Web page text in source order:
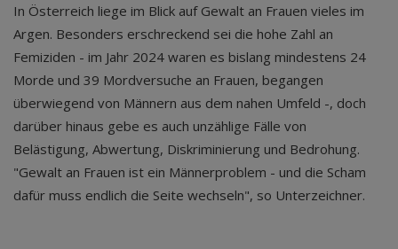
In Österreich liege im Blick auf Gewalt an Frauen vieles im
Argen. Besonders erschreckend sei die hohe Zahl an
Femiziden - im Jahr 2024 waren es bislang mindestens 24
Morde und 39 Mordversuche an Frauen, begangen
überwiegend von Männern aus dem nahen Umfeld -, doch
darüber hinaus gebe es auch unzählige Fälle von
Belästigung, Abwertung, Diskriminierung und Bedrohung.
"Gewalt an Frauen ist ein Männerproblem - und die Scham
dafür muss endlich die Seite wechseln", so Unterzeichner.